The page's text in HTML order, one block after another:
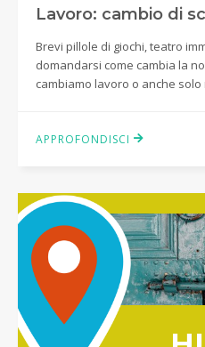
Lavoro: cambio di
Brevi pillole di giochi, teatro
domandarsi come cambia la
cambiamo lavoro o anche
APPROFONDISCI